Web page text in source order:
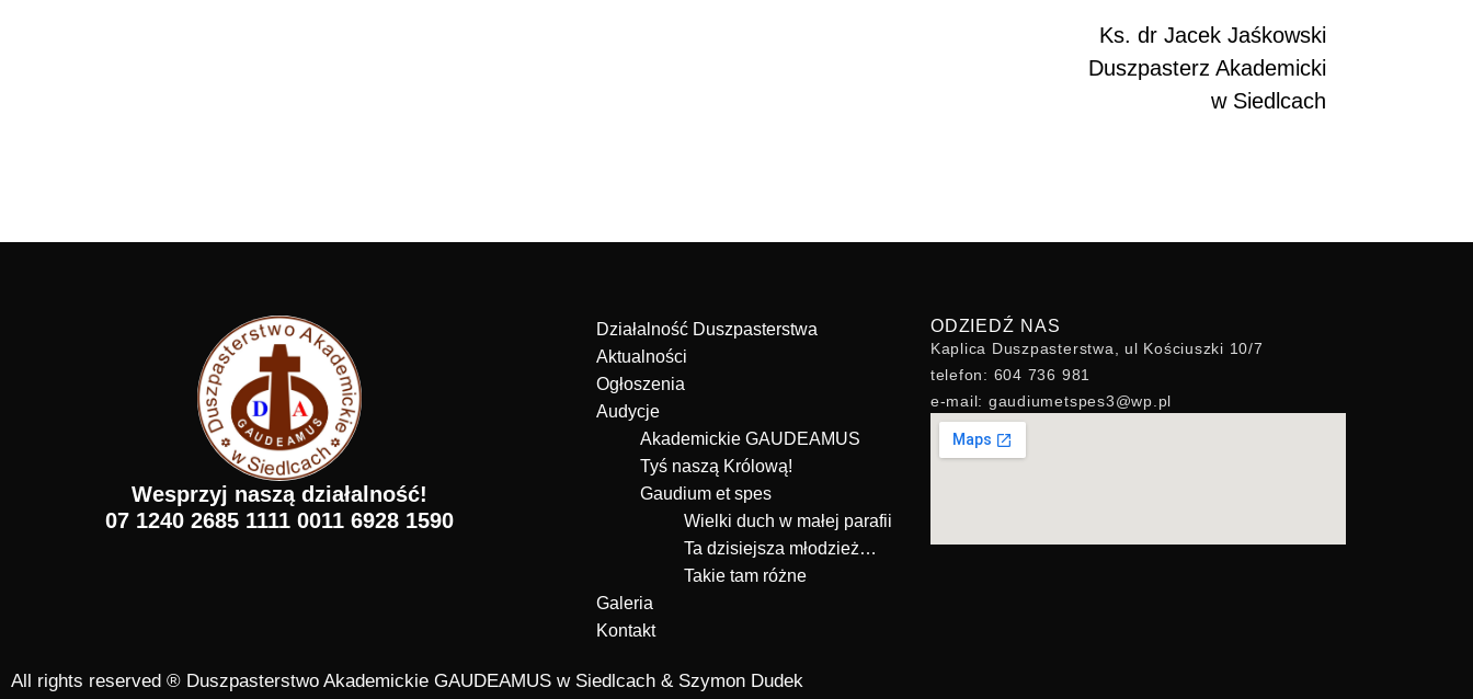
Ks. dr Jacek Jaśkowski
Duszpasterz Akademicki
w Siedlcach
Wesprzyj naszą działalność!
07 1240 2685 1111 0011 6928 1590
Działalność Duszpasterstwa
Aktualności
Ogłoszenia
Audycje
Akademickie GAUDEAMUS
Tyś naszą Królową!
Gaudium et spes
Wielki duch w małej parafii
Ta dzisiejsza młodzież…
Takie tam różne
Galeria
Kontakt
ODZIEDŹ NAS
Kaplica Duszpasterstwa, ul Kościuszki 10/7
telefon: 604 736 981
e-mail: gaudiumetspes3@wp.pl
All rights reserved ® Duszpasterstwo Akademickie GAUDEAMUS w Siedlcach & Szymon Dudek